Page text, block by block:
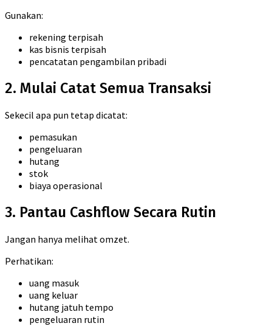
Gunakan:
rekening terpisah
kas bisnis terpisah
pencatatan pengambilan pribadi
2. Mulai Catat Semua Transaksi
Sekecil apa pun tetap dicatat:
pemasukan
pengeluaran
hutang
stok
biaya operasional
3. Pantau Cashflow Secara Rutin
Jangan hanya melihat omzet.
Perhatikan:
uang masuk
uang keluar
hutang jatuh tempo
pengeluaran rutin